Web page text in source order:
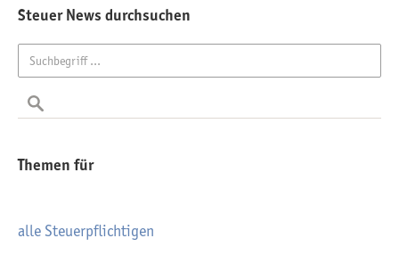
Steuer News durchsuchen
Themen für
alle Steuerpflichtigen